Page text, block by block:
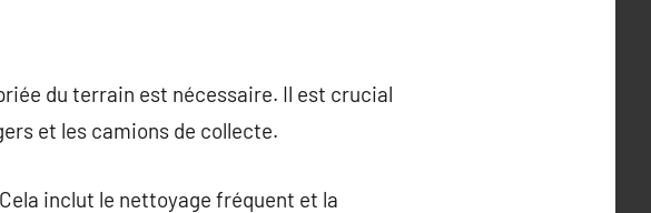
du terrain est nécessaire. Il est crucial
et les camions de collecte.
inclut le nettoyage fréquent et la